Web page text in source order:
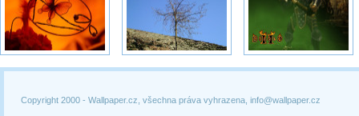
Copyright 2000 - Wallpaper.cz, všechna práva vyhrazena, info@wallpaper.cz